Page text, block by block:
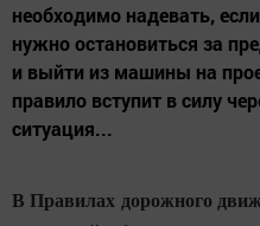
необходимо надевать,
нужно остановиться за
и выйти из машины на
правило вступит в силу
ситуация...
В Правилах дорожного